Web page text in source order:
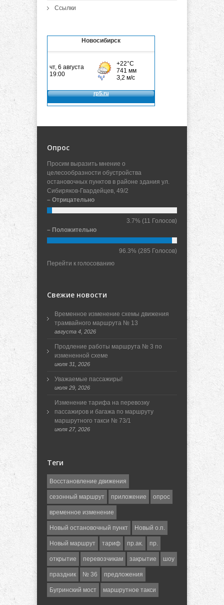
Ссылки
Новосибирск
Опрос
Просим выразить мнение о
целесообразности обустройства
остановочных пунктов в районе здания ул.
Сибиряков-Гвардейцев, 49/2
– Отрицательно
3.7% (11 Голосов)
– Положительно
96.3% (285 Голосов)
Перейти к голосованию
Свежие новости
Временное изменение схемы движения
трамвайного маршрута № 13
августа 4, 2026
Продление работы маршрута № 3 по
измененной схеме
июля 31, 2026
Уважаемые пассажиры!
июля 29, 2026
Изменение тарифа на перевозку
пассажиров и багажа по маршруту
маршрутного такси № 73/1
июля 27, 2026
Теги
Восстановление движения
сезонный маршрут приложение опрос
временное изменение
Новый остановочный пункт Новый о.п.
Новый маршрут тариф пр.ак. пр.
открытие перевозчикам закрытие шоу
праздник № 36 предложения
Бугринский мост маршрутное такси